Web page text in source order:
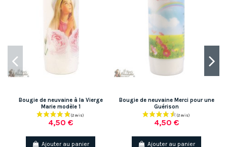
Bougie de neuvaine à la Vierge
Marie modèle 1
4,50 €
Ajouter au panier
Bougie de neuvaine Merci pour une
Guérison
4,50 €
Ajouter au panier